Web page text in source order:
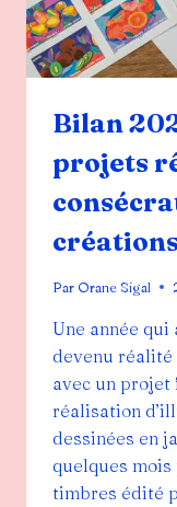
Bilan
projets
Par Orane Sigal
Une année
devenu réalité
avec un projet
réalisation
dessinées en
quelques
timbres édité